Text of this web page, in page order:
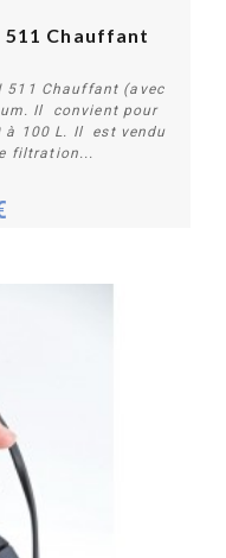
511 Chauffant
511 Chauffant (avec
Il convient pour
à 100 L. Il est vendu
filtration...